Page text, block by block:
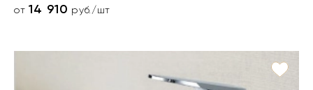
от14 910 руб./шт